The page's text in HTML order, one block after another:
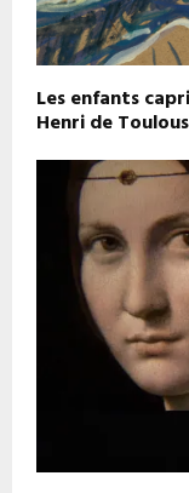
Les enfants
Henri de